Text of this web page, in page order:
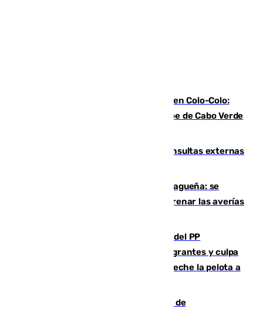
Vozinha, recibido como una estrella en Colo-Colo:
casi 30.000 aficionados arropan al héroe de Cabo Verde
Vithas Málaga crece en cirugías, consultas externas
Mejoras del agua en la Axarquía malagueña: se
sustituye una tubería de 50 años para frenar las averías
Bendodo asegura que los gobiernos del PP
"cumplirán la ley" sobre los menores migrantes y culpa
al Gobierno por "inestabilidad": "Que no eche la pelota a
Una ONG malagueña ganará un año de